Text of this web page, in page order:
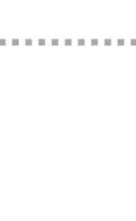
Mit einer
Ihre Sichtbarkeit
mit
stabile Ösen